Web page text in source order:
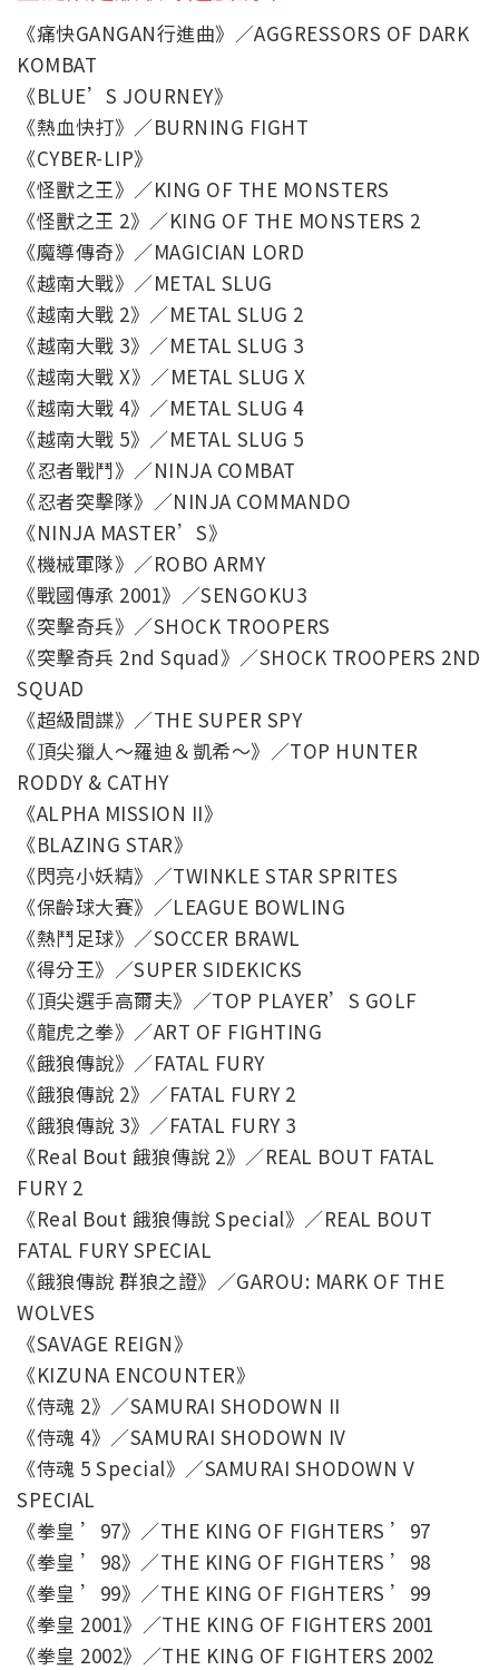
《痛快GANGAN行進曲》／AGGRESSORS OF DARK
KOMBAT
《BLUE’S JOURNEY》
《熱血快打》／BURNING FIGHT
《CYBER-LIP》
《怪獸之王》／KING OF THE MONSTERS
《怪獸之王 2》／KING OF THE MONSTERS 2
《魔導傳奇》／MAGICIAN LORD
《越南大戰》／METAL SLUG
《越南大戰 2》／METAL SLUG 2
《越南大戰 3》／METAL SLUG 3
《越南大戰 X》／METAL SLUG X
《越南大戰 4》／METAL SLUG 4
《越南大戰 5》／METAL SLUG 5
《忍者戰鬥》／NINJA COMBAT
《忍者突擊隊》／NINJA COMMANDO
《NINJA MASTER’S》
《機械軍隊》／ROBO ARMY
《戰國傳承 2001》／SENGOKU3
《突擊奇兵》／SHOCK TROOPERS
《突擊奇兵 2nd Squad》／SHOCK TROOPERS 2ND
SQUAD
《超級間諜》／THE SUPER SPY
《頂尖獵人～羅迪＆凱希～》／TOP HUNTER
RODDY & CATHY
《ALPHA MISSION II》
《BLAZING STAR》
《閃亮小妖精》／TWINKLE STAR SPRITES
《保齡球大賽》／LEAGUE BOWLING
《熱鬥足球》／SOCCER BRAWL
《得分王》／SUPER SIDEKICKS
《頂尖選手高爾夫》／TOP PLAYER’S GOLF
《龍虎之拳》／ART OF FIGHTING
《餓狼傳說》／FATAL FURY
《餓狼傳說 2》／FATAL FURY 2
《餓狼傳說 3》／FATAL FURY 3
《Real Bout 餓狼傳說 2》／REAL BOUT FATAL
FURY 2
《Real Bout 餓狼傳說 Special》／REAL BOUT
FATAL FURY SPECIAL
《餓狼傳說 群狼之證》／GAROU: MARK OF THE
WOLVES
《SAVAGE REIGN》
《KIZUNA ENCOUNTER》
《侍魂 2》／SAMURAI SHODOWN II
《侍魂 4》／SAMURAI SHODOWN IV
《侍魂 5 Special》／SAMURAI SHODOWN V
SPECIAL
《拳皇 ’97》／THE KING OF FIGHTERS ’97
《拳皇 ’98》／THE KING OF FIGHTERS ’98
《拳皇 ’99》／THE KING OF FIGHTERS ’99
《拳皇 2001》／THE KING OF FIGHTERS 2001
《拳皇 2002》／THE KING OF FIGHTERS 2002